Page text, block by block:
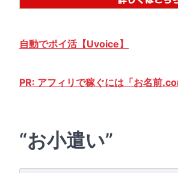
自動でポイ活【Uvoice】
PR: アフィリで稼ぐには「お名前
“お小遣い”